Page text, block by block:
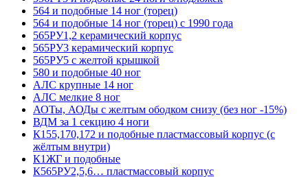
564 и подобные 14 ног (торец)
564 и подобные 14 ног (торец) с 1990 года
565РУ1,2 керамический корпус
565РУ3 керамический корпус
565РУ5 с желтой крышкой
580 и подобные 40 ног
АЛС крупные 14 ног
АЛС мелкие 8 ног
АОТы, АОДы с желтым ободком снизу (без ног -15%)
ВДМ за 1 секцию 4 ноги
К155,170,172 и подобные пластмассовый корпус (с
жёлтым внутри)
К1ЖГ и подобные
К565РУ2,5,6… пластмассовый корпус